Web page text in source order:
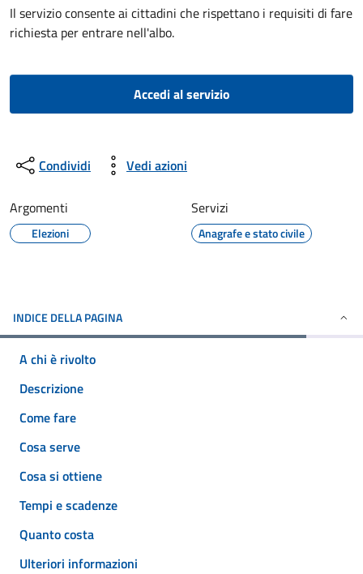
Il servizio consente ai cittadini che rispettano i requisiti di fare
richiesta per entrare nell'albo.
Accedi al servizio
Condividi Vedi azioni
Argomenti
Elezioni
Servizi
Anagrafe e stato civile
INDICE DELLA PAGINA
A chi è rivolto
Descrizione
Come fare
Cosa serve
Cosa si ottiene
Tempi e scadenze
Quanto costa
Ulteriori informazioni